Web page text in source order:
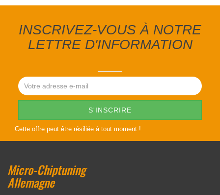
INSCRIVEZ-VOUS À NOTRE
LETTRE D'INFORMATION
Cette offre peut être résiliée à tout moment !
Micro-Chiptuning
Allemagne